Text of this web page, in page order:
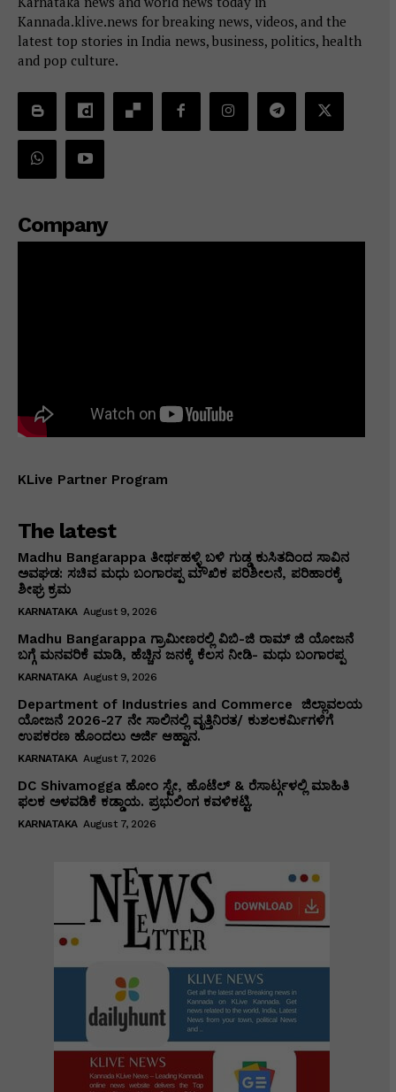
Kannada.klive.news for breaking news, videos, and the
latest top stories in India news, business, politics, health
and pop culture.
Company
KLive Partner Program
The latest
Madhu Bangarappa ತೀರ್ಥಹಳ್ಳಿ ಬಳಿ ಗುಡ್ಡ ಕುಸಿತದಿಂದ ಸಾವಿನ
ಅವಘಡ: ಸಚಿವ ಮಧು ಬಂಗಾರಪ್ಪ ಮೌಖಿಕ ಪರಿಶೀಲನೆ, ಪರಿಹಾರಕ್ಕೆ
ಶೀಘ್ರ ಕ್ರಮ
KARNATAKA August 9, 2026
Madhu Bangarappa ಗ್ರಾಮೀಣರಲ್ಲಿ ವಿಬಿ-ಜಿ ರಾಮ್ ಜಿ ಯೋಜನೆ
ಬಗ್ಗೆ ಮನವರಿಕೆ ಮಾಡಿ, ಹೆಚ್ಚಿನ ಜನಕ್ಕೆ ಕೆಲಸ ನೀಡಿ- ಮಧು ಬಂಗಾರಪ್ಪ
KARNATAKA August 9, 2026
Department of Industries and Commerce ಜಿಲ್ಲಾವಲಯ
ಯೋಜನೆ 2026-27 ನೇ ಸಾಲಿನಲ್ಲಿ ವೃತ್ತಿನಿರತ/ ಕುಶಲಕರ್ಮಿಗಳಿಗೆ
ಉಪಕರಣ ಹೊಂದಲು ಅರ್ಜಿ ಆಹ್ವಾನ.
KARNATAKA August 7, 2026
DC Shivamogga ಹೋಂ ಸ್ಟೇ, ಹೊಟೆಲ್ & ರೆಸಾರ್ಟ್ಗಳಲ್ಲಿ ಮಾಹಿತಿ
ಫಲಕ ಅಳವಡಿಕೆ ಕಡ್ಡಾಯ. ಪ್ರಭುಲಿಂಗ ಕವಳಿಕಟ್ಟಿ.
KARNATAKA August 7, 2026